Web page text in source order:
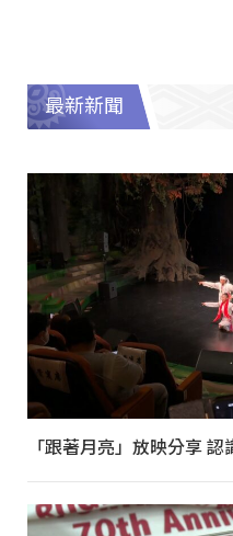
最新新聞
「跟著月亮」放映分享